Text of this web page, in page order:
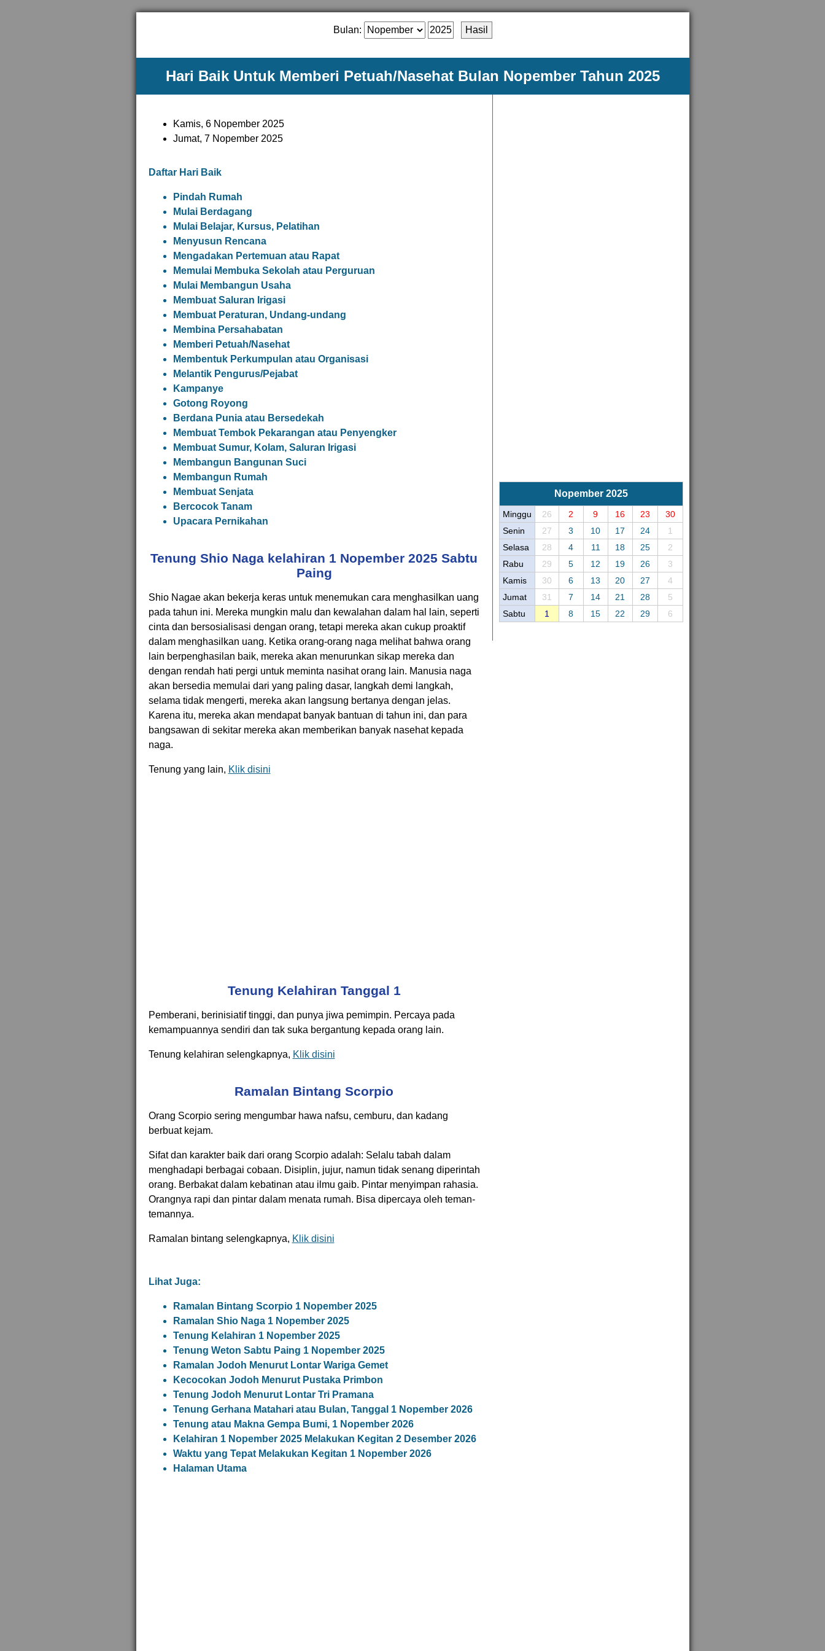
Bulan:
Hari Baik Untuk Memberi Petuah/Nasehat Bulan Nopember Tahun 2025
Kamis, 6 Nopember 2025
Jumat, 7 Nopember 2025
Daftar Hari Baik
Pindah Rumah
Mulai Berdagang
Mulai Belajar, Kursus, Pelatihan
Menyusun Rencana
Mengadakan Pertemuan atau Rapat
Memulai Membuka Sekolah atau Perguruan
Mulai Membangun Usaha
Membuat Saluran Irigasi
Membuat Peraturan, Undang-undang
Membina Persahabatan
Memberi Petuah/Nasehat
Membentuk Perkumpulan atau Organisasi
Melantik Pengurus/Pejabat
Kampanye
Gotong Royong
Berdana Punia atau Bersedekah
Membuat Tembok Pekarangan atau Penyengker
Membuat Sumur, Kolam, Saluran Irigasi
Membangun Bangunan Suci
Membangun Rumah
Membuat Senjata
Bercocok Tanam
Upacara Pernikahan
Tenung Shio Naga kelahiran 1 Nopember 2025 Sabtu
Paing
Shio Nagae akan bekerja keras untuk menemukan cara menghasilkan uang
pada tahun ini. Mereka mungkin malu dan kewalahan dalam hal lain, seperti
cinta dan bersosialisasi dengan orang, tetapi mereka akan cukup proaktif
dalam menghasilkan uang. Ketika orang-orang naga melihat bahwa orang
lain berpenghasilan baik, mereka akan menurunkan sikap mereka dan
dengan rendah hati pergi untuk meminta nasihat orang lain. Manusia naga
akan bersedia memulai dari yang paling dasar, langkah demi langkah,
selama tidak mengerti, mereka akan langsung bertanya dengan jelas.
Karena itu, mereka akan mendapat banyak bantuan di tahun ini, dan para
bangsawan di sekitar mereka akan memberikan banyak nasehat kepada
naga.
Tenung yang lain, Klik disini
Tenung Kelahiran Tanggal 1
Pemberani, berinisiatif tinggi, dan punya jiwa pemimpin. Percaya pada
kemampuannya sendiri dan tak suka bergantung kepada orang lain.
Tenung kelahiran selengkapnya, Klik disini
Ramalan Bintang Scorpio
Orang Scorpio sering mengumbar hawa nafsu, cemburu, dan kadang
berbuat kejam.
Sifat dan karakter baik dari orang Scorpio adalah: Selalu tabah dalam
menghadapi berbagai cobaan. Disiplin, jujur, namun tidak senang diperintah
orang. Berbakat dalam kebatinan atau ilmu gaib. Pintar menyimpan rahasia.
Orangnya rapi dan pintar dalam menata rumah. Bisa dipercaya oleh teman-
temannya.
Ramalan bintang selengkapnya, Klik disini
Lihat Juga:
Ramalan Bintang Scorpio 1 Nopember 2025
Ramalan Shio Naga 1 Nopember 2025
Tenung Kelahiran 1 Nopember 2025
Tenung Weton Sabtu Paing 1 Nopember 2025
Ramalan Jodoh Menurut Lontar Wariga Gemet
Kecocokan Jodoh Menurut Pustaka Primbon
Tenung Jodoh Menurut Lontar Tri Pramana
Tenung Gerhana Matahari atau Bulan, Tanggal 1 Nopember 2026
Tenung atau Makna Gempa Bumi, 1 Nopember 2026
Kelahiran 1 Nopember 2025 Melakukan Kegitan 2 Desember 2026
Waktu yang Tepat Melakukan Kegitan 1 Nopember 2026
Halaman Utama
Nopember 2025
Minggu 26 2 9 16 23
30
Senin
27 3 10 17 24
1
Selasa
28 4 11 18 25
2
Rabu
29 5 12 19 26
3
Kamis
30 6 13 20 27
4
Jumat
31 7 14 21 28
5
Sabtu
1 8 15 22 29 6